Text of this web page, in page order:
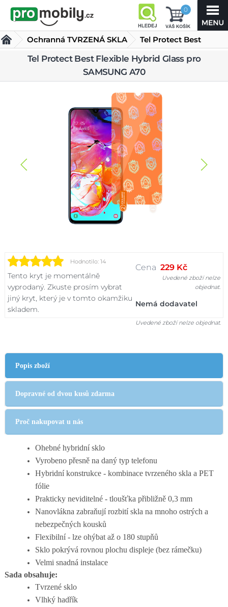
0
Ochranná TVRZENÁ SKLA
Tel Protect Best
Flexible Hybrid Glass
Tel Protect Best Flexible Hybrid Glass pro
SAMSUNG A70
Hodnotilo: 14
Tento kryt je momentálně
vyprodaný. Zkuste prosím vybrat
jiný kryt, který je v tomto okamžiku
skladem.
Cena 229 Kč
Uvedené zboží nelze
objednat.
Nemá dodavatel
Uvedené zboží nelze objednat.
Popis zboží
Dopravné od dvou kusů zdarma
Proč nakupovat u nás
Ohebné hybridní sklo
Vyrobeno přesně na daný typ telefonu
Hybridní konstrukce - kombinace tvrzeného skla a PET
fólie
Prakticky neviditelné - tloušťka přibližně 0,3 mm
Nanovlákna zabraňují rozbití skla na mnoho ostrých a
nebezpečných kousků
Flexibilní - lze ohýbat až o 180 stupňů
Sklo pokrývá rovnou plochu displeje (bez rámečku)
Velmi snadná instalace
Sada obsahuje:
Tvrzené sklo
Vlhký hadřík